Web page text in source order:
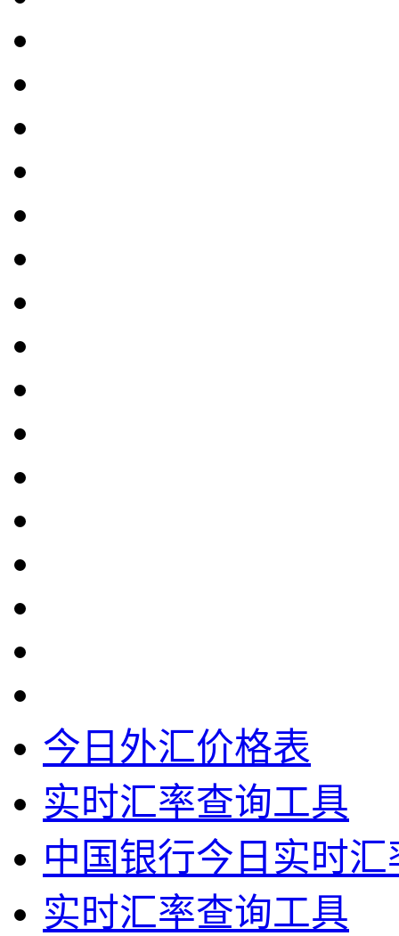
今日外汇价格表
实时汇率查询工具
中国银行今日实时汇
实时汇率查询工具